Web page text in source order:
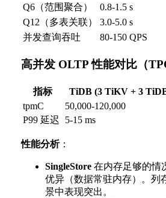
Q6（范围聚合） 0.8-1.5 s
Q12（多表关联）
3.0-5.0 s
并发查询吞吐
80-150 QPS
高并发 OLTP 性能对比（
指标 TiDB (3 TiKV + 3
tpmC
50,000-120,000
P99 延迟
5-15 ms
性能分析：
SingleStore 在内存足够的情
优异（数据常驻内存）。列
景中表现突出。